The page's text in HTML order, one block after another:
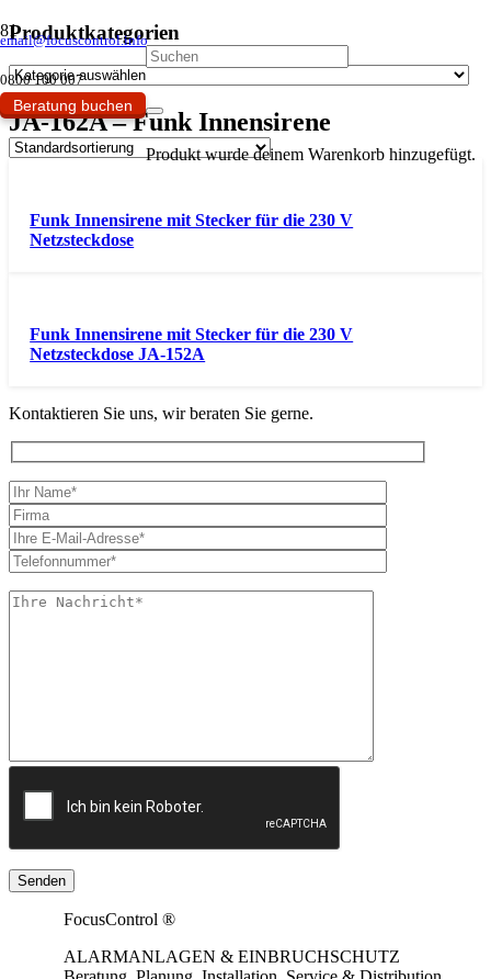
email@focuscontrol.info
0800 100 007
Beratung buchen
Produktwurde deinem Warenkorb hinzugefügt.
Produktkategorien
JA-162A – Funk Innensirene
Funk Innensirene mit Stecker für die 230 V
Netzsteckdose
Funk Innensirene mit Stecker für die 230 V
Netzsteckdose JA-152A
Kontaktieren Sie uns, wir beraten Sie gerne.
FocusControl ®
ALARMANLAGEN & EINBRUCHSCHUTZ